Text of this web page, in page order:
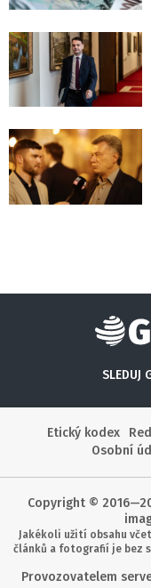
SLEDUJ
Etický kodex
Osobní
Copyright ©
Jakékoli užití obsahu
článků a fotografií je bez
Provozovatelem